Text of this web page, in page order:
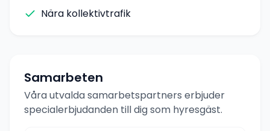
Nära kollektivtrafik
Samarbeten
Våra utvalda samarbetspartners erbjuder
specialerbjudanden till dig som hyresgäst.